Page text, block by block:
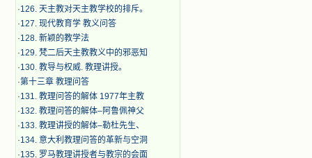
·126. 天主教对天主教学校的排斥。
·127. 现代教育学 教义问答
·128. 新颖的教学法
·129. 梵二后天主教教义中的邪恶知
·130. 教导与权威. 教理讲授。
·第十三章 教理问答
·131. 教理问答的解体 1977年主教
·132. 教理问答的解体–阿鲁佩神父
·133. 教理讲授的解体–勒杜先生、
·134. 意大利教理问答的革新与空洞
·135. 罗马教理讲授者与教宗的会面